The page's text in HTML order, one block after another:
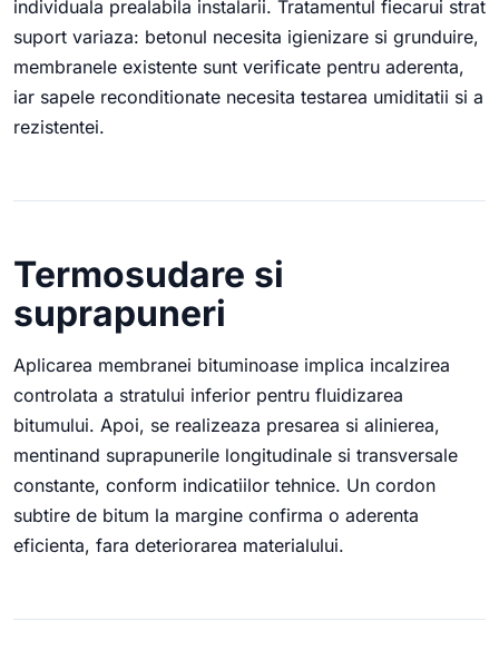
individuala prealabila instalarii. Tratamentul fiecarui strat
suport variaza: betonul necesita igienizare si grunduire,
membranele existente sunt verificate pentru aderenta,
iar sapele reconditionate necesita testarea umiditatii si a
rezistentei.
Termosudare si
suprapuneri
Aplicarea membranei bituminoase implica incalzirea
controlata a stratului inferior pentru fluidizarea
bitumului. Apoi, se realizeaza presarea si alinierea,
mentinand suprapunerile longitudinale si transversale
constante, conform indicatiilor tehnice. Un cordon
subtire de bitum la margine confirma o aderenta
eficienta, fara deteriorarea materialului.